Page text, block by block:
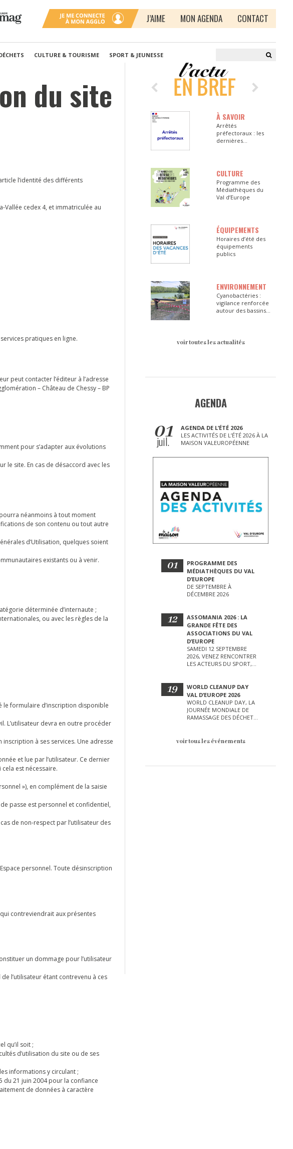
J’AIME MON AGENDA CONTACT
CULTURE & TOURISME SPORT & JEUNESSE
du site
l’identité des différents
Vallée cedex 4, et immatriculée au
pratiques en ligne.
peut contacter l’éditeur à l’adresse
– Château de Chessy – BP
pour s’adapter aux évolutions
le site. En cas de désaccord avec les
néanmoins à tout moment
de son contenu ou tout autre
d’Utilisation, quelques soient
existants ou à venir.
déterminée d’internaute ;
ou avec les règles de la
le formulaire d’inscription disponible
L’utilisateur devra en outre procéder
à ses services. Une adresse
et lue par l’utilisateur. Ce dernier
est nécessaire.
»), en complément de la saisie
passe est personnel et confidentiel,
de non-respect par l’utilisateur des
personnel. Toute désinscription
contreviendrait aux présentes
un dommage pour l’utilisateur
l’utilisateur étant contrevenu à ces
qu’il soit ;
d’utilisation du site ou de ses
informations y circulant ;
du 21 juin 2004 pour la confiance
de données à caractère
À SAVOIR
Arrêtés
préfectoraux : les
dernières
CULTURE
Programme des
Médiathèques du
Val d’Europe
ÉQUIPEMENTS
Horaires d’été des
équipements
publics
ENVIRONNEMENT
Cyanobactéries :
vigilance renforcée
autour des bassins
voir toutes les actualités
AGENDA
01
juil.
AGENDA DE L’ÉTÉ 2026
LES ACTIVITÉS DE L’ÉTÉ 2026 À LA
MAISON VALEUROPÉENNE
01
PROGRAMME DES
MÉDIATHÈQUES DU VAL
D’EUROPE
DE SEPTEMBRE À
DÉCEMBRE 2026
12
ASSOMANIA 2026 : LA
GRANDE FÊTE DES
ASSOCIATIONS DU VAL
D’EUROPE
SAMEDI 12 SEPTEMBRE
2026, VENEZ RENCONTRER
LES ACTEURS DU SPORT,
D’AUTRES LORS DE CETTE
JOURNÉE EXCEPTIONNELLE.
19
WORLD CLEANUP DAY
VAL D’EUROPE 2026
WORLD CLEANUP DAY, LA
JOURNÉE MONDIALE DE
RAMASSAGE DES DÉCHETS
D’EUROPE !
voir tous les événements